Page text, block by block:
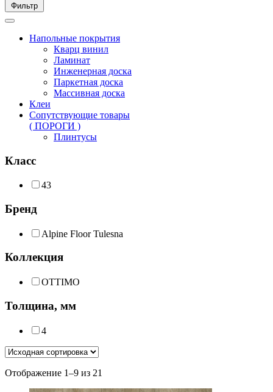
Фильтр
Напольные покрытия
Кварц винил
Ламинат
Инженерная доска
Паркетная доска
Массивная доска
Клеи
Сопутствующие товары
( ПОРОГИ )
Плинтусы
Класс
43
Бренд
Alpine Floor Tulesna
Коллекция
OTTIMO
Толщина, мм
4
Отображение 1–9 из 21